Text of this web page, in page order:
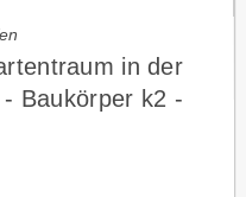
in der
Baukörper k2 -